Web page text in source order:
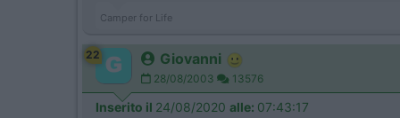
Camper for Life
22 Giovanni
28/08/2003 13576
Inserito il 24/08/2020 alle: 07:43:17